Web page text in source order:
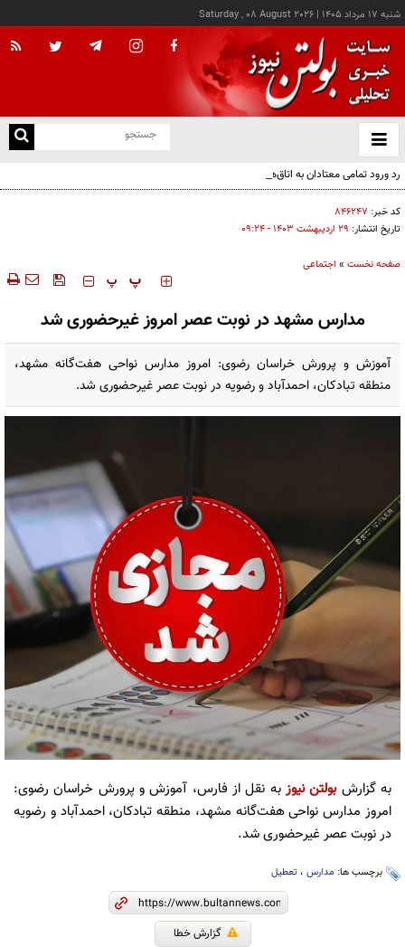
شنبه ۱۷ مرداد ۱۴۰۵ |
Saturday , 08 August 2026
باز
و
رد ورود تمامی معتادان به اتاق‌های مدیریت مصرف؛ شرایط خاص پذیرش
کد خبر: ۸۴۶۲۴۷
تاریخ انتشار: ۲۹ ارديبهشت ۱۴۰۳ - ۰۹:۲۴
صفحه نخست » اجتماعی
‍‍‍ پ پ
مدارس مشهد در نوبت عصر امروز غیرحضوری شد
آموزش و پرورش خراسان رضوی: امروز مدارس نواحی هفت‌گانه مشهد،
منطقه تبادکان، احمدآباد و رضویه در نوبت عصر غیرحضوری شد.
به گزارشبولتن نیوز به نقل از فارس، آموزش و پرورش خراسان رضوی:
امروز مدارس نواحی هفت‌گانه مشهد، منطقه تبادکان، احمدآباد و رضویه
در نوبت عصر غیرحضوری شد.
برچسب ها: مدارس ، تعطیل
گزارش خطا